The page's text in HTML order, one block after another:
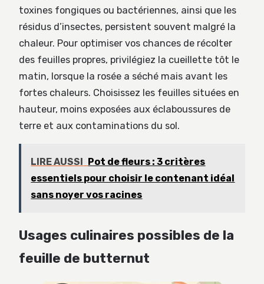
toxines fongiques ou bactériennes, ainsi que les
résidus d’insectes, persistent souvent malgré la
chaleur. Pour optimiser vos chances de récolter
des feuilles propres, privilégiez la cueillette tôt le
matin, lorsque la rosée a séché mais avant les
fortes chaleurs. Choisissez les feuilles situées en
hauteur, moins exposées aux éclaboussures de
terre et aux contaminations du sol.
LIRE AUSSI Pot de fleurs : 3 critères
essentiels pour choisir le contenant idéal
sans noyer vos racines
Usages culinaires possibles de la
feuille de butternut